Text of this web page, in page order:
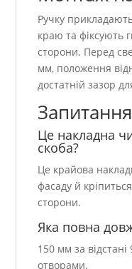
Ручку
краю та фіксують
сторони. Перед
мм, положення
достатній зазор
Це накладна
скоба?
Це крайова
фасаду й
сторони.
Яка повна
150 мм за
отворами.